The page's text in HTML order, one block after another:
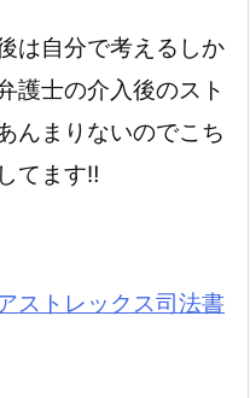
は自分で考えるしか
護士の介入後のスト
んまりないのでこち
てます‼️
ストレックス司法書